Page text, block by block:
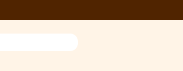
g 6 × 400 g